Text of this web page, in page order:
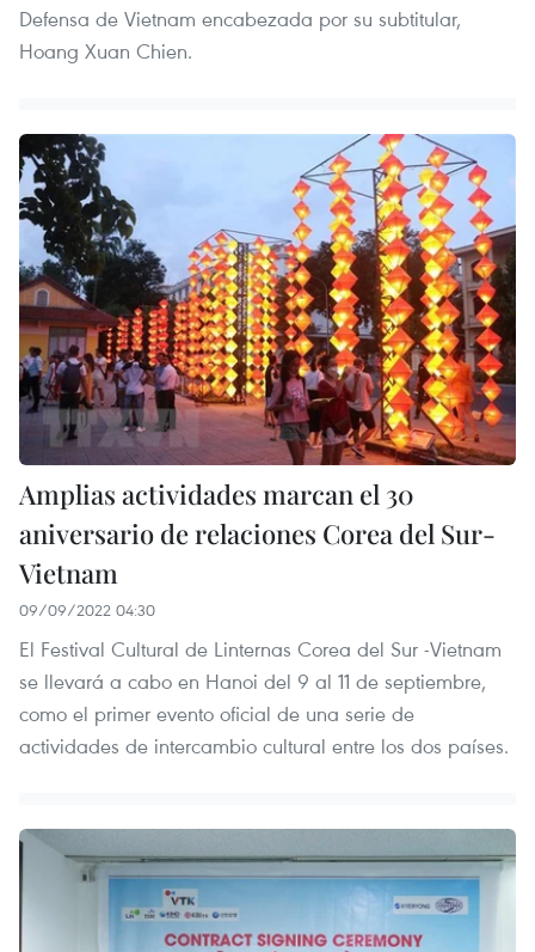
Defensa de Vietnam encabezada por su subtitular,
Hoang Xuan Chien.
Amplias actividades marcan el 30
aniversario de relaciones Corea del Sur-
Vietnam
09/09/2022 04:30
El Festival Cultural de Linternas Corea del Sur -Vietnam
se llevará a cabo en Hanoi del 9 al 11 de septiembre,
como el primer evento oficial de una serie de
actividades de intercambio cultural entre los dos países.